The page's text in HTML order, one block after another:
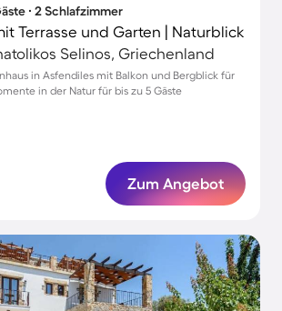
∙ 2 Schlafzimmer
Terrasse und Garten | Naturblick
Selinos, Griechenland
in Asfendiles mit Balkon und Bergblick für
in der Natur für bis zu 5 Gäste
Zum Angebot